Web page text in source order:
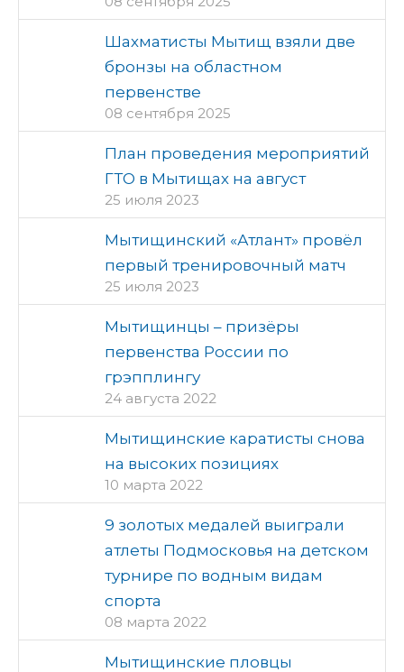
Шахматисты Мытищ взяли две
бронзы на областном
первенстве
08 сентября 2025
План проведения мероприятий
ГТО в Мытищах на август
25 июля 2023
Мытищинский «Атлант» провёл
первый тренировочный матч
25 июля 2023
Мытищинцы – призёры
первенства России по
грэпплингу
24 августа 2022
Мытищинские каратисты снова
на высоких позициях
10 марта 2022
9 золотых медалей выиграли
атлеты Подмосковья на детском
турнире по водным видам
спорта
08 марта 2022
Мытищинские пловцы